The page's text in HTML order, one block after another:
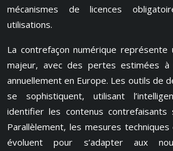
mécanismes de licences
utilisations.
La contrefaçon numérique représente
majeur, avec des pertes estimées à
annuellement en Europe. Les outils de
se sophistiquent, utilisant
identifier les contenus contrefaisants
Parallèlement, les mesures
évoluent pour s’adapter aux